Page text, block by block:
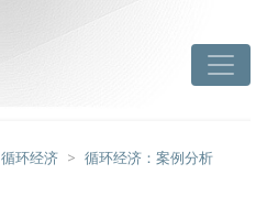
循环经济
循环经济：案例分析